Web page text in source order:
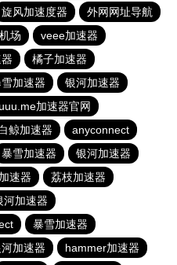
旋风加速度器
外网网址导航
场
veee加速器
橘子加速器
加速器
银河加速器
加速器官网
鲸加速器
anyconnect
暴雪加速器
银河加速器
速器
荔枝加速器
河加速器
暴雪加速器
加速器 hammer加速器